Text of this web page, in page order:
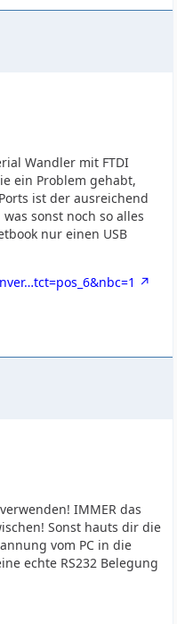
Wandler mit FTDI
ein Problem gehabt,
ist der ausreichend
sonst noch so alles
nur einen USB
IMMER das
Sonst hauts dir die
vom PC in die
echte RS232 Belegung